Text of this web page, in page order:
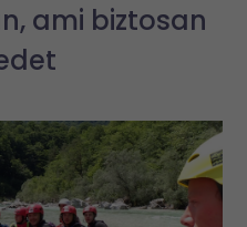
ami biztosan